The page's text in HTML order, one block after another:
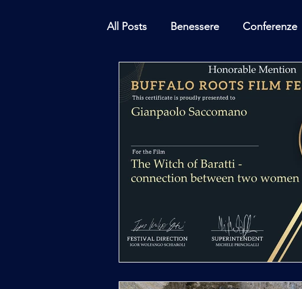
All Posts Benessere Conferenze
Ambiente Inchieste - Interviste
Archeoastronomia